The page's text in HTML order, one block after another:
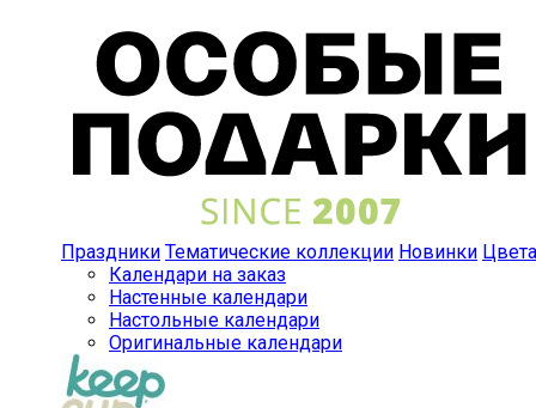
Праздники Тематические коллекции Новинки Цвета
Календари на заказ
Настенные календари
Настольные календари
Оригинальные календари